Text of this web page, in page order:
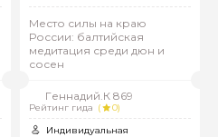
Место силы на краю
России: балтийская
медитация среди дюн и
сосен
Геннадий.К 869
Рейтинг гида (
0)
Индивидуальная